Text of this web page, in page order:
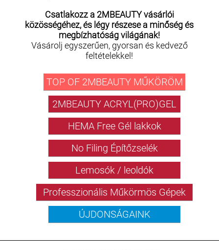
Csatlakozz a 2MBEAUTY vásárlói
közösségéhez, és légy részese a minőség és
megbízhatóság világának!
Vásárolj egyszerűen, gyorsan és kedvező
feltételekkel!
TOP OF 2MBEAUTY MŰKÖRÖM
2MBEAUTY ACRYL(PRO)GEL
HEMA Free Gél lakkok
No Filing Építőzselék
Lemosók / leoldók
Professzionális Műkörmös Gépek
ÚJDONSÁGAINK